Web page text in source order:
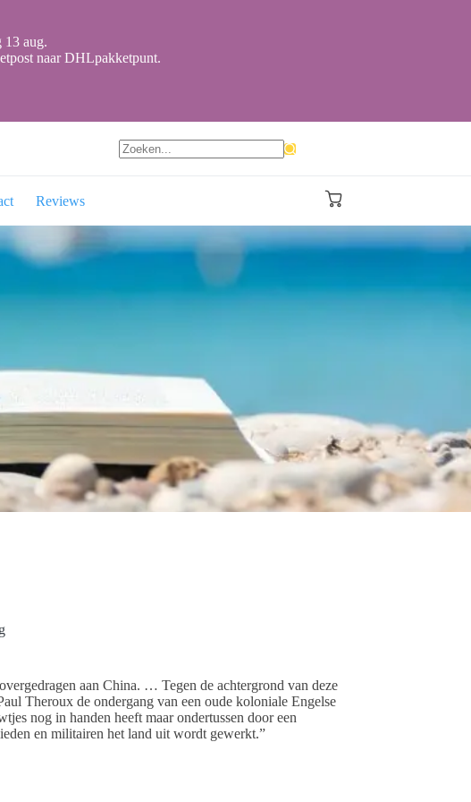
13 aug.
naar DHLpakketpunt.
Reviews Winkelwagen
aan China. … Tegen de achtergrond van deze
Theroux de ondergang van een oude koloniale Engelse
nog in handen heeft maar ondertussen door een
en militairen het land uit wordt gewerkt.”